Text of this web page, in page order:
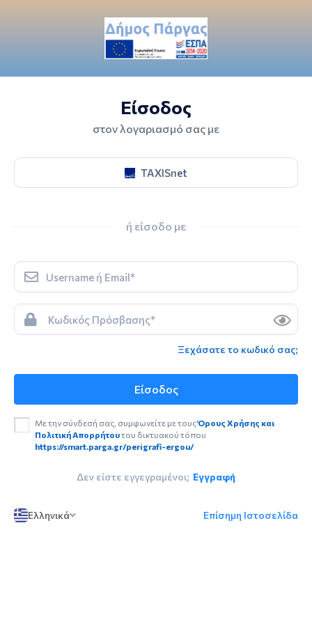
Είσοδος
στον λογαριασμό σας με
TAXISnet
ή είσοδο με
Ξεχάσατε το κωδικό σας;
Είσοδος
Με την σύνδεσή σας, συμφωνείτε με τουςΌρους Χρήσης και
Πολιτική Απορρήτουτου δικτυακού τόπου
https://smart.parga.gr/perigrafi-ergou/
Δεν είστε εγγεγραμένοι; Εγγραφή
Ελληνικά Επίσημη Ιστοσελίδα